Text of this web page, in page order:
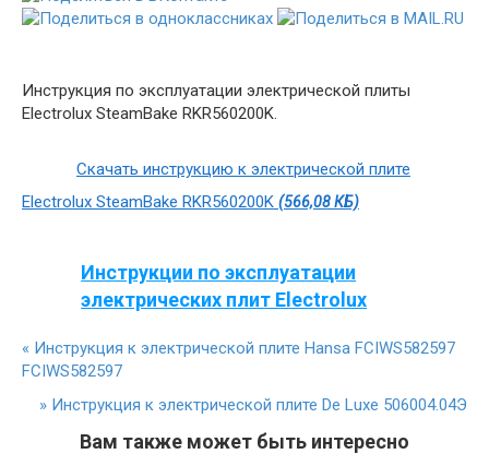
Инструкция по эксплуатации электрической плиты
Electrolux SteamBake RKR560200K.
Скачать инструкцию к электрической плите
Electrolux SteamBake RKR560200K (566,08 КБ)
Инструкции по эксплуатации
электрических плит Electrolux
« Инструкция к электрической плите Hansa FCIWS582597
FCIWS582597
» Инструкция к электрической плите De Luxe 506004.04Э
Вам также может быть интересно